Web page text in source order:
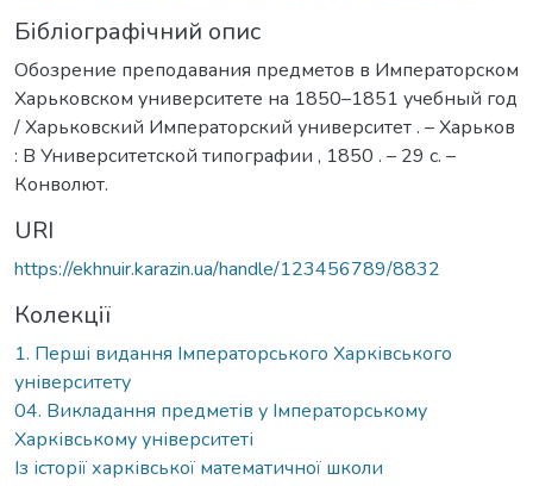
Бібліографічний опис
Обозрение преподавания предметов в Императорском
Харьковском университете на 1850–1851 учебный год
/ Харьковский Императорский университет . – Харьков
: В Университетской типографии , 1850 . – 29 с. –
Конволют.
URI
https://ekhnuir.karazin.ua/handle/123456789/8832
Колекції
1. Перші видання Імператорського Харківського
університету
04. Викладання предметів у Імператорському
Харківському університеті
Із історії харківської математичної школи